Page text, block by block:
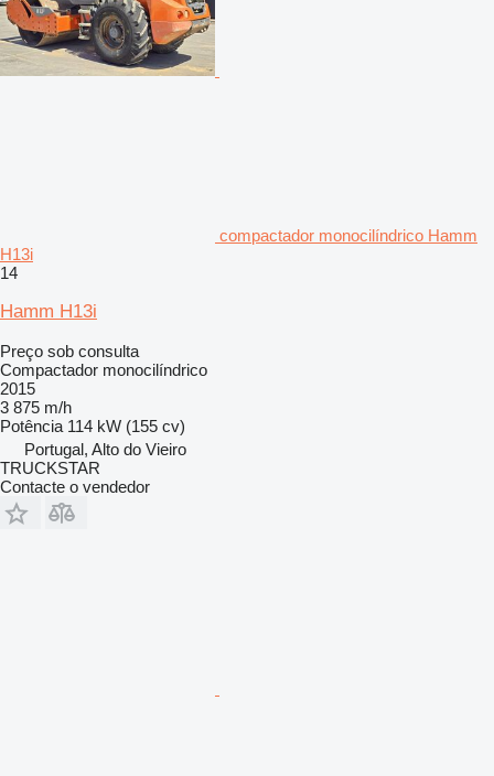
compactador monocilíndrico Hamm
H13i
14
Hamm H13i
Preço sob consulta
Compactador monocilíndrico
2015
3 875 m/h
Potência 114 kW (155 cv)
Portugal, Alto do Vieiro
TRUCKSTAR
Contacte o vendedor